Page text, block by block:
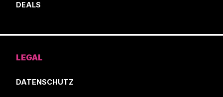
DEALS
LEGAL
DATENSCHUTZ